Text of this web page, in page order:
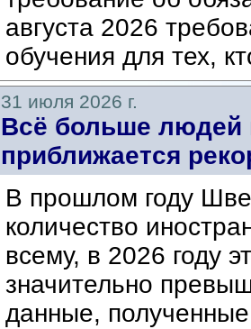
августа 2026
обучения для тех,
31 июля 2026 г.
Всё больше
приближается
В прошлом году
количество
всему, в 2026 году
значительно
данные,